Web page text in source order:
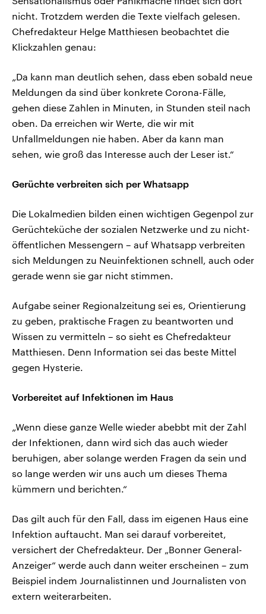
nicht. Trotzdem werden die Texte vielfach gelesen.
Chefredakteur Helge Matthiesen beobachtet die
Klickzahlen genau:
„Da kann man deutlich sehen, dass eben sobald neue
Meldungen da sind über konkrete Corona-Fälle,
gehen diese Zahlen in Minuten, in Stunden steil nach
oben. Da erreichen wir Werte, die wir mit
Unfallmeldungen nie haben. Aber da kann man
sehen, wie groß das Interesse auch der Leser ist.“
Gerüchte verbreiten sich per Whatsapp
Die Lokalmedien bilden einen wichtigen Gegenpol zur
Gerüchteküche der sozialen Netzwerke und zu nicht-
öffentlichen Messengern – auf Whatsapp verbreiten
sich Meldungen zu Neuinfektionen schnell, auch oder
gerade wenn sie gar nicht stimmen.
Aufgabe seiner Regionalzeitung sei es, Orientierung
zu geben, praktische Fragen zu beantworten und
Wissen zu vermitteln – so sieht es Chefredakteur
Matthiesen. Denn Information sei das beste Mittel
gegen Hysterie.
Vorbereitet auf Infektionen im Haus
„Wenn diese ganze Welle wieder abebbt mit der Zahl
der Infektionen, dann wird sich das auch wieder
beruhigen, aber solange werden Fragen da sein und
so lange werden wir uns auch um dieses Thema
kümmern und berichten.“
Das gilt auch für den Fall, dass im eigenen Haus eine
Infektion auftaucht. Man sei darauf vorbereitet,
versichert der Chefredakteur. Der „Bonner General-
Anzeiger“ werde auch dann weiter erscheinen – zum
Beispiel indem Journalistinnen und Journalisten von
extern weiterarbeiten.